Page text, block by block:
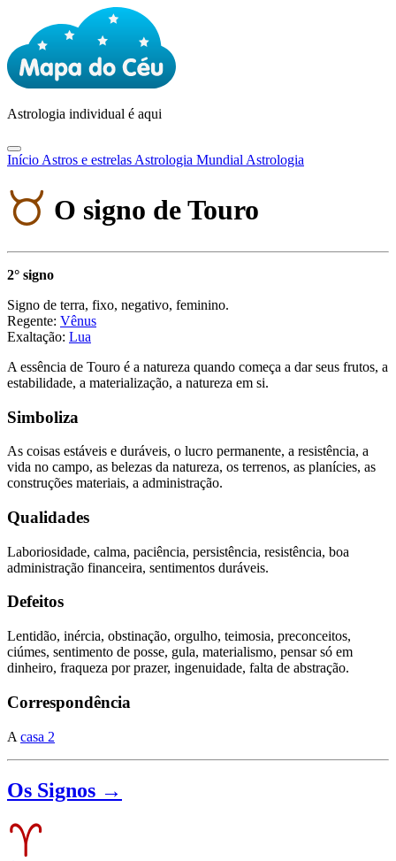
Astrologia individual é aqui
Início Astros e estrelas Astrologia Mundial Astrologia
O signo de Touro
2° signo
Signo de terra, fixo, negativo, feminino.
Regente: Vênus
Exaltação: Lua
A essência de Touro é a natureza quando começa a dar seus frutos, a
estabilidade, a materialização, a natureza em si.
Simboliza
As coisas estáveis e duráveis, o lucro permanente, a resistência, a
vida no campo, as belezas da natureza, os terrenos, as planícies, as
construções materiais, a administração.
Qualidades
Laboriosidade, calma, paciência, persistência, resistência, boa
administração financeira, sentimentos duráveis.
Defeitos
Lentidão, inércia, obstinação, orgulho, teimosia, preconceitos,
ciúmes, sentimento de posse, gula, materialismo, pensar só em
dinheiro, fraqueza por prazer, ingenuidade, falta de abstração.
Correspondência
A casa 2
Os Signos →